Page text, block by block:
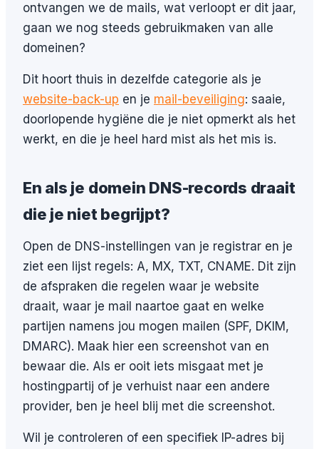
ontvangen we de mails, wat verloopt er dit jaar,
gaan we nog steeds gebruikmaken van alle
domeinen?
Dit hoort thuis in dezelfde categorie als je
website-back-up en je mail-beveiliging: saaie,
doorlopende hygiëne die je niet opmerkt als het
werkt, en die je heel hard mist als het mis is.
En als je domein DNS-records draait
die je niet begrijpt?
Open de DNS-instellingen van je registrar en je
ziet een lijst regels: A, MX, TXT, CNAME. Dit zijn
de afspraken die regelen waar je website
draait, waar je mail naartoe gaat en welke
partijen namens jou mogen mailen (SPF, DKIM,
DMARC). Maak hier een screenshot van en
bewaar die. Als er ooit iets misgaat met je
hostingpartij of je verhuist naar een andere
provider, ben je heel blij met die screenshot.
Wil je controleren of een specifiek IP-adres bij